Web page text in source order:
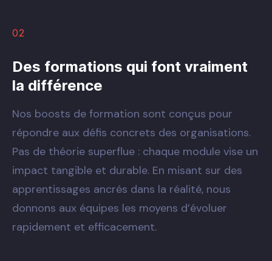
02
Des formations qui font vraiment
la différence
Nos boosts de formation sont conçus pour
répondre aux défis concrets des organisations.
Pas de théorie superflue : chaque module vise un
impact tangible et durable. En misant sur des
apprentissages ancrés dans la réalité, nous
donnons aux équipes les moyens d’évoluer
rapidement et efficacement.